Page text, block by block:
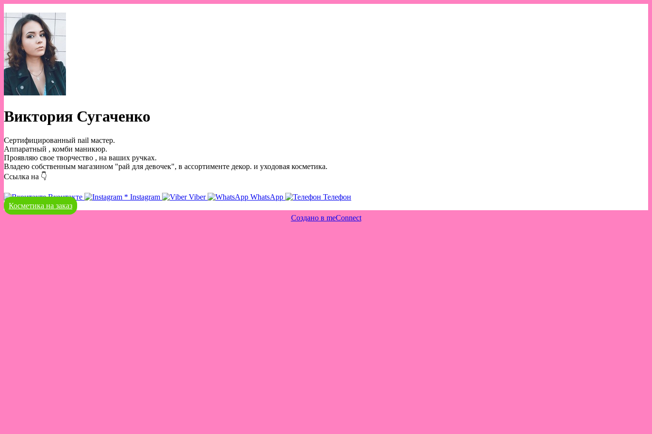
Виктория Сугаченко
Сертифицированный nail мастер.
Аппаратный , комби маникюр.
Проявляю свое творчество , на ваших ручках.
Владею собственным магазином "рай для девочек", в ассортименте декор. и уходовая косметика.
Ссылка на 👇
Вконтакте * Instagram Viber WhatsApp
Телефон
Косметика на заказ
Создано в meConnect